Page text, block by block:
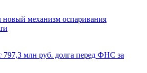
новый механизм оспаривания
797,3 млн руб. долга перед ФНС за